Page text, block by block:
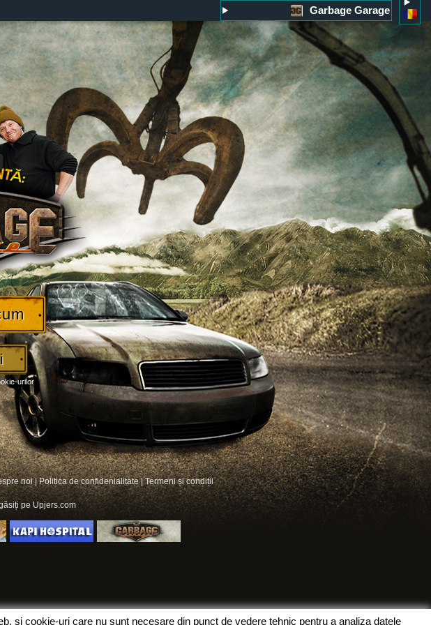
Garbage Garage
noi|Politica de confidenialitate|Termeni și condiții
pe Upjers.com
urilor
și cookie-uri care nu sunt necesare din punct de vedere tehnic pentru a analiza datele